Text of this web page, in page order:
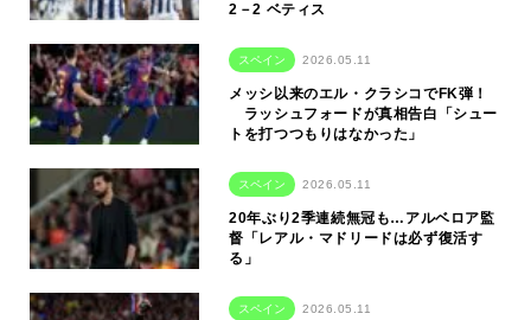
2－2 ベティス
スペイン 2026.05.11
メッシ以来のエル・クラシコでFK弾！
ラッシュフォードが真相告白「シュー
トを打つつもりはなかった」
スペイン 2026.05.11
20年ぶり2季連続無冠も…アルベロア監
督「レアル・マドリードは必ず復活す
る」
スペイン 2026.05.11